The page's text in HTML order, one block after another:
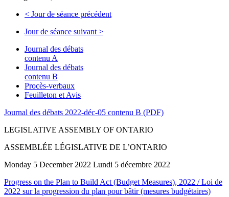
< Jour de séance précédent
Jour de séance suivant >
Journal des débats
contenu A
Journal des débats
contenu B
Procès-verbaux
Feuilleton et Avis
Journal des débats 2022-déc-05 contenu B (PDF)
LEGISLATIVE ASSEMBLY OF ONTARIO
ASSEMBLÉE LÉGISLATIVE DE L’ONTARIO
Monday 5 December 2022 Lundi 5 décembre 2022
Progress on the Plan to Build Act (Budget Measures), 2022 / Loi de
2022 sur la progression du plan pour bâtir (mesures budgétaires)